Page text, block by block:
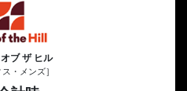
オブ ザ ヒル
ス・メンズ］